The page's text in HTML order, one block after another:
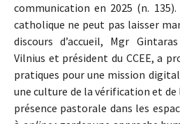
communication en 2025 (n.
catholique ne peut pas laisser
discours d’accueil, Mgr
Vilnius et président du CCEE, a
pratiques pour une mission
une culture de la vérification et de
présence pastorale dans les